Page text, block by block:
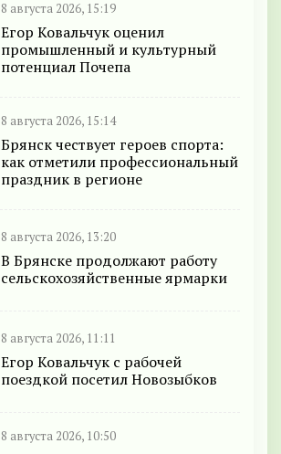
8 августа 2026, 15:19
Егор Ковальчук оценил
промышленный и культурный
потенциал Почепа
8 августа 2026, 15:14
Брянск чествует героев спорта:
как отметили профессиональный
праздник в регионе
8 августа 2026, 13:20
В Брянске продолжают работу
сельскохозяйственные ярмарки
8 августа 2026, 11:11
Егор Ковальчук с рабочей
поездкой посетил Новозыбков
8 августа 2026, 10:50